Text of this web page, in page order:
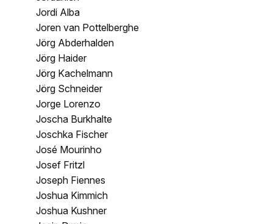
Jordi Alba
Joren van Pottelberghe
Jörg Abderhalden
Jörg Haider
Jörg Kachelmann
Jörg Schneider
Jorge Lorenzo
Joscha Burkhalte
Joschka Fischer
José Mourinho
Josef Fritzl
Joseph Fiennes
Joshua Kimmich
Joshua Kushner